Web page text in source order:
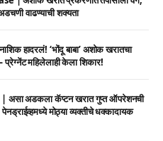
वाढण्याची शक्यता
हादरलं! ‘भोंदू बाबा’ अशोक खरातचा
महिलेलाही केला शिकार!
अडकला कॅप्टन खरात गुप्त ऑपरेशनची
मोठ्या व्यक्तीचे धक्कादायक